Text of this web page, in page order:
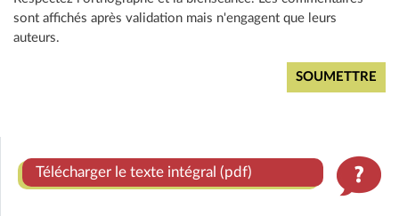
sont affichés après validation mais n'engagent que leurs
auteurs.
Télécharger le texte intégral (pdf)